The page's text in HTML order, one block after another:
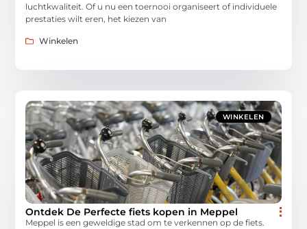
luchtkwaliteit. Of u nu een toernooi organiseert of individuele
prestaties wilt eren, het kiezen van
Winkelen
WINKELEN
Ontdek De Perfecte fiets kopen in Meppel
Meppel is een geweldige stad om te verkennen op de fiets.